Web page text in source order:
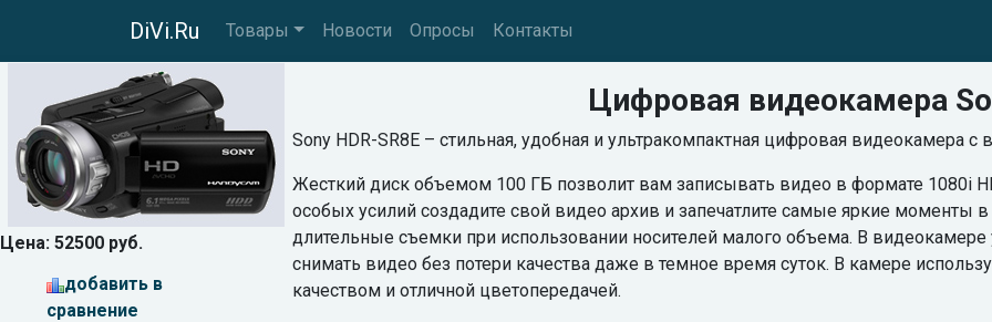
DiVi.Ru Товары Новости Опросы Контакты
Цена: 52500 руб.
добавить в
сравнение
Цифровая видеокамера
Sony HDR-SR8E – стильная, удобная и ультракомпактная цифровая видеокамера
Жесткий диск объемом 100 ГБ позволит вам записывать видео в формате 1080i
особых усилий создадите свой видео архив и запечатлите самые яркие
длительные съемки при использовании носителей малого объема. В видеокамере
снимать видео без потери качества даже в темное время суток. В камере
качеством и отличной цветопередачей.